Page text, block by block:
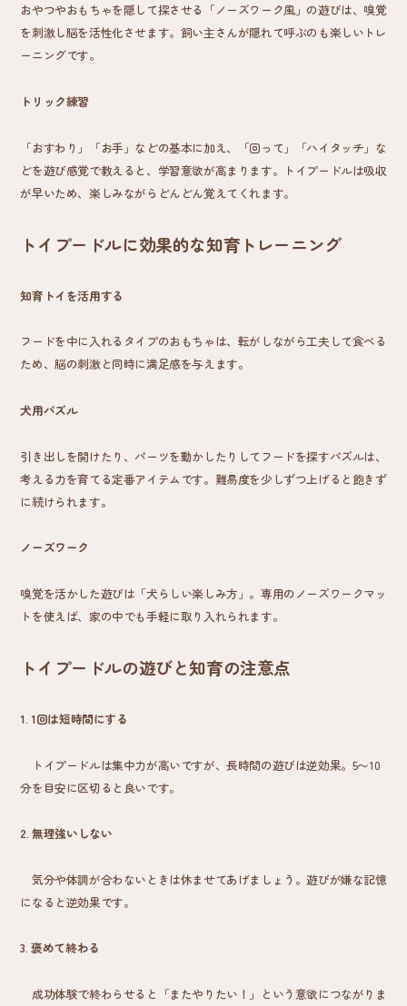
おやつやおもちゃを隠して探させる「ノーズワーク風」の遊びは、嗅覚
を刺激し脳を活性化させます。飼い主さんが隠れて呼ぶのも楽しいトレ
ーニングです。
トリック練習
「おすわり」「お手」などの基本に加え、「回って」「ハイタッチ」な
どを遊び感覚で教えると、学習意欲が高まります。トイプードルは吸収
が早いため、楽しみながらどんどん覚えてくれます。
トイプードルに効果的な知育トレーニング
知育トイを活用する
フードを中に入れるタイプのおもちゃは、転がしながら工夫して食べる
ため、脳の刺激と同時に満足感を与えます。
犬用パズル
引き出しを開けたり、パーツを動かしたりしてフードを探すパズルは、
考える力を育てる定番アイテムです。難易度を少しずつ上げると飽きず
に続けられます。
ノーズワーク
嗅覚を活かした遊びは「犬らしい楽しみ方」。専用のノーズワークマッ
トを使えば、家の中でも手軽に取り入れられます。
トイプードルの遊びと知育の注意点
1. 1回は短時間にする
トイプードルは集中力が高いですが、長時間の遊びは逆効果。5〜10
分を目安に区切ると良いです。
2. 無理強いしない
気分や体調が合わないときは休ませてあげましょう。遊びが嫌な記憶
になると逆効果です。
3. 褒めて終わる
成功体験で終わらせると「またやりたい！」という意欲につながりま